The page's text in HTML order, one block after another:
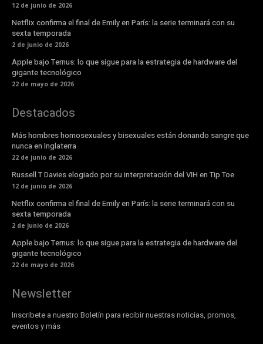
12 de junio de 2026
Netflix confirma el final de Emily en París: la serie terminará con su
sexta temporada
2 de junio de 2026
Apple bajo Ternus: lo que sigue para la estrategia de hardware del
gigante tecnológico
22 de mayo de 2026
Destacados
Más hombres homosexuales y bisexuales están donando sangre que
nunca en Inglaterra
22 de junio de 2026
Russell T Davies elogiado por su interpretación del VIH en Tip Toe
12 de junio de 2026
Netflix confirma el final de Emily en París: la serie terminará con su
sexta temporada
2 de junio de 2026
Apple bajo Ternus: lo que sigue para la estrategia de hardware del
gigante tecnológico
22 de mayo de 2026
Newsletter
Inscribete a nuestro Boletín para recibir nuestras noticias, promos,
eventos y más